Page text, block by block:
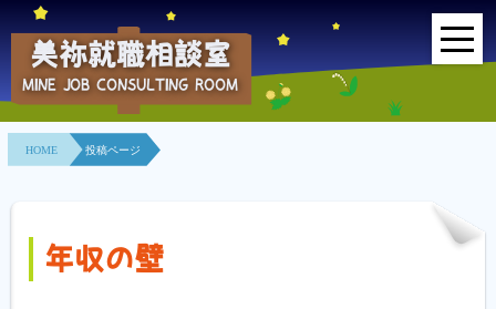
HOME
事業所紹介
相談室とは？
美祢就職相談室
MINE JOB CONSULTING ROOM
HOME 投稿ページ
年収の壁